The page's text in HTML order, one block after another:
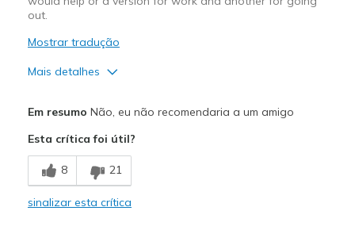
out.
Mostrar tradução
Mais detalhes
Contras
Too large and heavy
Em resumo Não, eu não recomendaria a um amigo
Esta crítica foi útil?
8 21
sinalizar esta crítica